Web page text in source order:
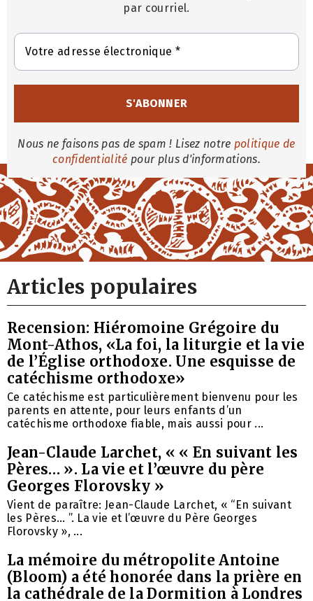
par courriel.
Nous ne faisons pas de spam ! Lisez notre politique de
confidentialité pour plus d'informations.
Articles populaires
Recension: Hiéromoine Grégoire du
Mont-Athos, «La foi, la liturgie et la vie
de l’Église orthodoxe. Une esquisse de
catéchisme orthodoxe»
Ce catéchisme est particulièrement bienvenu pour les
parents en attente, pour leurs enfants d’un
catéchisme orthodoxe fiable, mais aussi pour ...
Jean-Claude Larchet, « « En suivant les
Pères… ». La vie et l’œuvre du père
Georges Florovsky »
Vient de paraître: Jean-Claude Larchet, « “En suivant
les Pères… ”. La vie et l’œuvre du Père Georges
Florovsky », ...
La mémoire du métropolite Antoine
(Bloom) a été honorée dans la prière en
la cathédrale de la Dormition à Londres